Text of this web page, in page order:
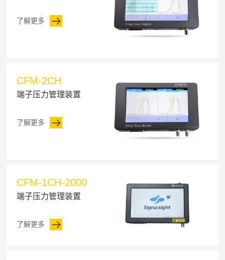
了解更多
CFM-2CH
端子压力管理装置
了解更多
CFM-1CH-2000
端子压力管理装置
了解更多